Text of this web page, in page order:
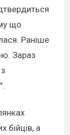
що
Раніше
Зараз
бійців, а